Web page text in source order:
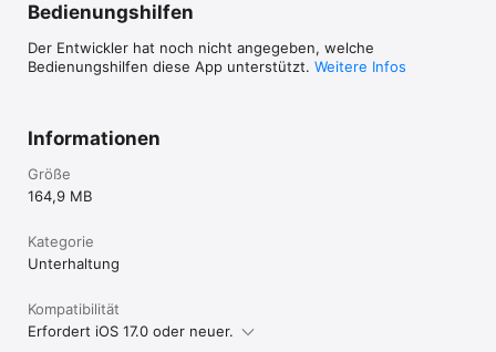
Bedienungshilfen
Der Entwickler hat noch nicht angegeben, welche
Bedienungshilfen diese App unterstützt. Weitere Infos
Informationen
Größe
164,9 MB
Kategorie
Unterhaltung
Kompatibilität
Erfordert iOS 17.0 oder neuer.